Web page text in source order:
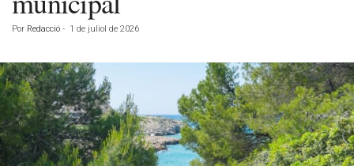
Por Redacció - 1 de juliol de 2026